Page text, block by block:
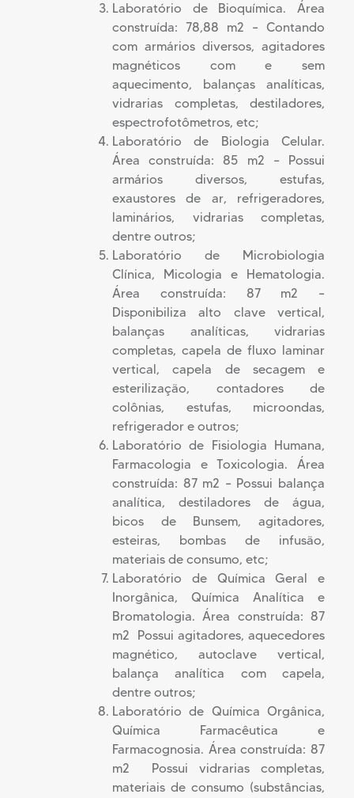
Laboratório de Bioquímica. Área
construída: 78,88 m2 – Contando
com armários diversos, agitadores
magnéticos com e sem
aquecimento, balanças analíticas,
vidrarias completas, destiladores,
espectrofotômetros, etc;
Laboratório de Biologia Celular.
Área construída: 85 m2 – Possui
armários diversos, estufas,
exaustores de ar, refrigeradores,
laminários, vidrarias completas,
dentre outros;
Laboratório de Microbiologia
Clínica, Micologia e Hematologia.
Área construída: 87 m2 –
Disponibiliza alto clave vertical,
balanças analíticas, vidrarias
completas, capela de fluxo laminar
vertical, capela de secagem e
esterilização, contadores de
colônias, estufas, microondas,
refrigerador e outros;
Laboratório de Fisiologia Humana,
Farmacologia e Toxicologia. Área
construída: 87 m2 – Possui balança
analítica, destiladores de água,
bicos de Bunsem, agitadores,
esteiras, bombas de infusão,
materiais de consumo, etc;
Laboratório de Química Geral e
Inorgânica, Química Analítica e
Bromatologia. Área construída: 87
m2  Possui agitadores, aquecedores
magnético, autoclave vertical,
balança analítica com capela,
dentre outros;
Laboratório de Química Orgânica,
Química Farmacêutica e
Farmacognosia. Área construída: 87
m2  Possui vidrarias completas,
materiais de consumo (substâncias,